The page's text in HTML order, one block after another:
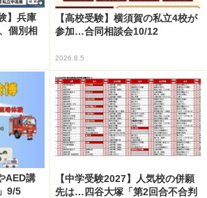
】兵庫
個別相
【高校受験】横須賀の私立4校が
参加…合同相談会10/12
2026.8.5
AED講
9/5
【中学受験2027】人気校の併願
先は…四谷大塚「第2回合不合判